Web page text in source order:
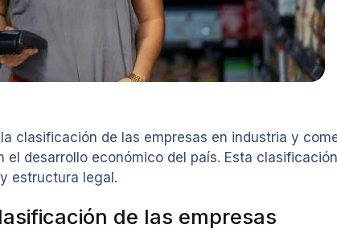
clasificación de las empresas en industria y
el desarrollo económico del país. Esta
estructura legal.
de las empresas